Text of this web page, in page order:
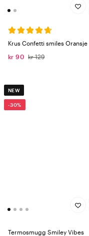
Krus Confetti smiles Oransje
kr 90 kr 129
NEW
-30%
Termosmugg Smiley Vibes